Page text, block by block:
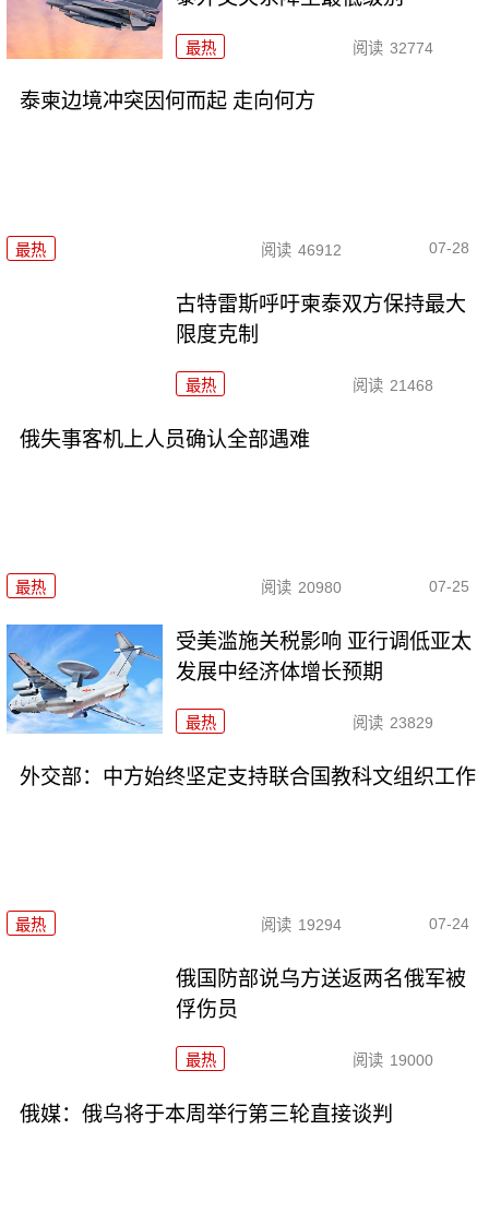
最热 阅读 32774
泰柬边境冲突因何而起 走向何方
最热 阅读 46912 07-28
古特雷斯呼吁柬泰双方保持最大
限度克制
最热 阅读 21468
俄失事客机上人员确认全部遇难
最热 阅读 20980 07-25
受美滥施关税影响 亚行调低亚太
发展中经济体增长预期
最热 阅读 23829
外交部：中方始终坚定支持联合国教科文组织工作
最热 阅读 19294 07-24
俄国防部说乌方送返两名俄军被
俘伤员
最热 阅读 19000
俄媒：俄乌将于本周举行第三轮直接谈判